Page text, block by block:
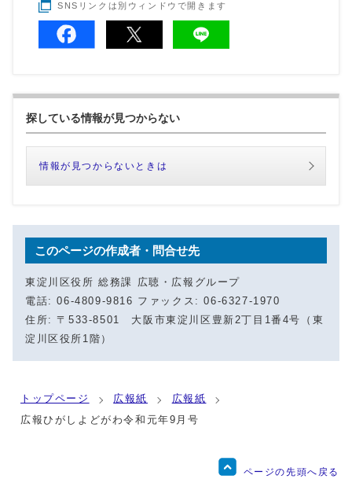
SNSリンクは別ウィンドウで開きます
探している情報が見つからない
情報が見つからないときは
このページの作成者・問合せ先
東淀川区役所 総務課 広聴・広報グループ
電話: 06-4809-9816 ファックス: 06-6327-1970
住所: 〒533-8501 大阪市東淀川区豊新2丁目1番4号（東
淀川区役所1階）
トップページ 広報紙
広報紙
広報ひがしよどがわ令和元年9月号
ページの先頭へ戻る